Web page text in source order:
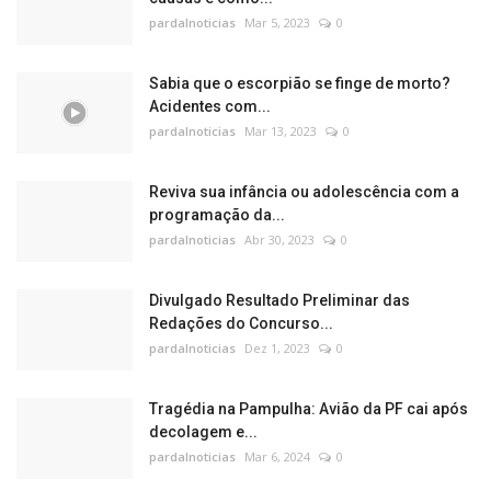
pardalnoticias Mar 5, 2023 0
Sabia que o escorpião se finge de morto?
Acidentes com...
pardalnoticias Mar 13, 2023 0
Reviva sua infância ou adolescência com a
programação da...
pardalnoticias Abr 30, 2023 0
Divulgado Resultado Preliminar das
Redações do Concurso...
pardalnoticias Dez 1, 2023 0
Tragédia na Pampulha: Avião da PF cai após
decolagem e...
pardalnoticias Mar 6, 2024 0